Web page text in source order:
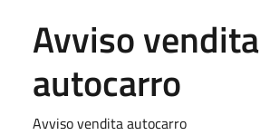
Avviso vendita
autocarro
Avviso vendita autocarro